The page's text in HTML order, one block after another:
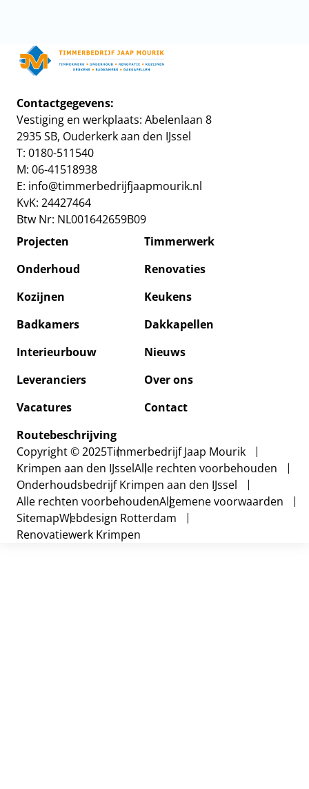
Over
Contactgegevens:
Vestiging en werkplaats: Abelenlaan 8
2935 SB, Ouderkerk aan den IJssel
T: 0180-511540
M: 06-41518938
E: info@timmerbedrijfjaapmourik.nl
KvK: 24427464
Btw Nr: NL001642659B09
Projecten
Timmerwerk
Onderhoud
Renovaties
Kozijnen
Keukens
Badkamers
Dakkapellen
Interieurbouw
Nieuws
Leveranciers
Over ons
Vacatures
Contact
Routebeschrijving
Copyright © 2025Timmerbedrijf Jaap Mourik
Krimpen aan den IJsselAlle rechten voorbehouden
Onderhoudsbedrijf Krimpen aan den IJssel
Alle rechten voorbehoudenAlgemene voorwaarden
SitemapWebdesign Rotterdam
Renovatiewerk Krimpen